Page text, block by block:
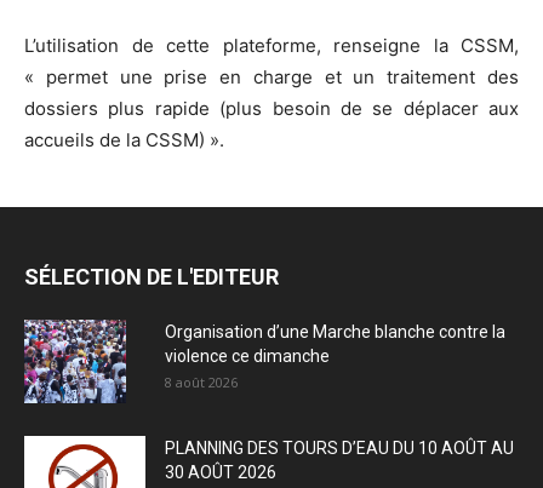
L’utilisation de cette plateforme, renseigne la CSSM,
« permet une prise en charge et un traitement des
dossiers plus rapide (plus besoin de se déplacer aux
accueils de la CSSM) ».
SÉLECTION DE L'EDITEUR
Organisation d’une Marche blanche contre la
violence ce dimanche
8 août 2026
PLANNING DES TOURS D’EAU DU 10 AOÛT AU
30 AOÛT 2026